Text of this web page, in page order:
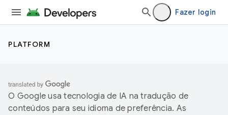
Fazer login
PLATFORM
O Google usa tecnologia de IA na tradução de
conteúdos para seu idioma de preferência. As